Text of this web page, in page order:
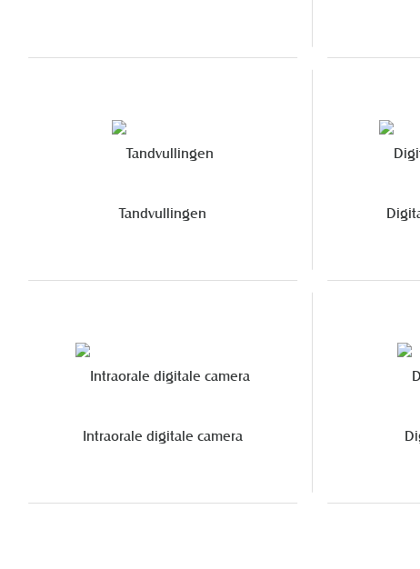
Tandvullingen
Intraorale digitale camera